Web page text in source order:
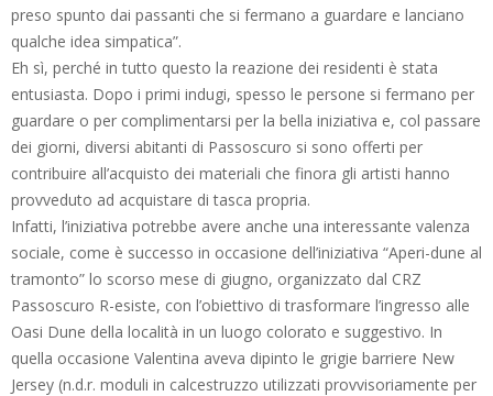
preso spunto dai passanti che si fermano a guardare e lanciano
qualche idea simpatica”.
Eh sì, perché in tutto questo la reazione dei residenti è stata
entusiasta. Dopo i primi indugi, spesso le persone si fermano per
guardare o per complimentarsi per la bella iniziativa e, col passare
dei giorni, diversi abitanti di Passoscuro si sono offerti per
contribuire all’acquisto dei materiali che finora gli artisti hanno
provveduto ad acquistare di tasca propria.
Infatti, l’iniziativa potrebbe avere anche una interessante valenza
sociale, come è successo in occasione dell’iniziativa “Aperi-dune al
tramonto” lo scorso mese di giugno, organizzato dal CRZ
Passoscuro R-esiste, con l’obiettivo di trasformare l’ingresso alle
Oasi Dune della località in un luogo colorato e suggestivo. In
quella occasione Valentina aveva dipinto le grigie barriere New
Jersey (n.d.r. moduli in calcestruzzo utilizzati provvisoriamente per